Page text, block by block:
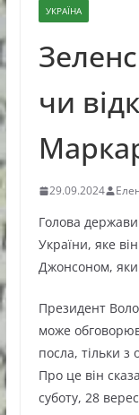
УКРАЇНА
чи
29.09.2024
Голова
України, яке
Джонсоном,
Президент
може
посла, тільки з
Про це він
суботу, 28